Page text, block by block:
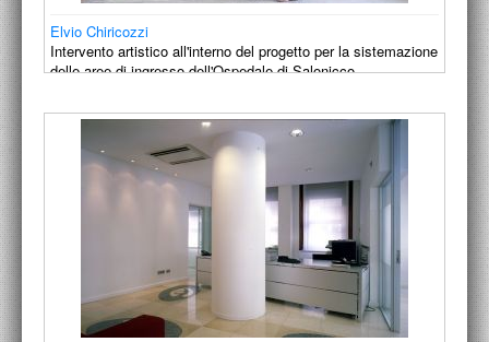
Elvio Chiricozzi
Intervento artistico all'interno del progetto per la sistemazione
delle aree di ingresso dell'Ospedale di Salonicco.